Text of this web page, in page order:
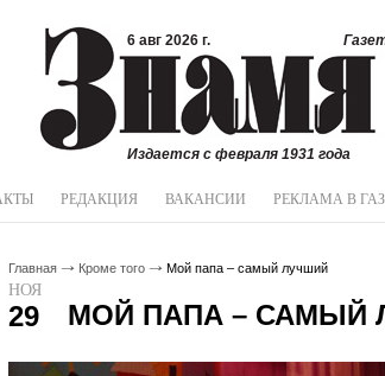
6 авг 2026 г.
Издается с февраля 1931 года
РЕДАКЦИЯ ВАКАНСИИ РЕКЛАМА В
Главная Кроме того Мой папа – самый лучший
НОЯ
29 МОЙ ПАПА – САМЫЙ